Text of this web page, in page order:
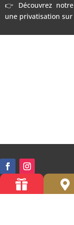
👉 Découvrez
une privatisation sur
 